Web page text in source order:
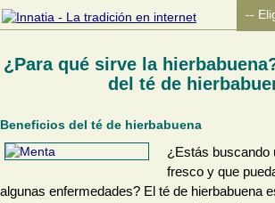
¿Para qué sirve la
del té de
Beneficios del té de hierbabuena
¿Estás buscando
fresco y que
algunas enfermedades? El té de hierbabuena